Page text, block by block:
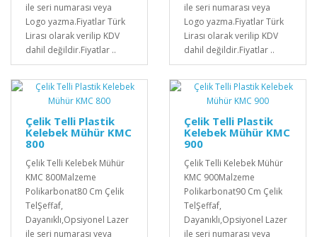
ile seri numarası veya
Logo yazma.Fiyatlar Türk
Lirası olarak verilip KDV
dahil değildir.Fiyatlar ..
ile seri numarası veya
Logo yazma.Fiyatlar Türk
Lirası olarak verilip KDV
dahil değildir.Fiyatlar ..
Çelik Telli Plastik
Kelebek Mühür KMC
800
Çelik Telli Kelebek Mühür
KMC 800Malzeme
Polikarbonat80 Cm Çelik
TelŞeffaf,
Dayanıklı,Opsiyonel Lazer
ile seri numarası veya
Çelik Telli Plastik
Kelebek Mühür KMC
900
Çelik Telli Kelebek Mühür
KMC 900Malzeme
Polikarbonat90 Cm Çelik
TelŞeffaf,
Dayanıklı,Opsiyonel Lazer
ile seri numarası veya